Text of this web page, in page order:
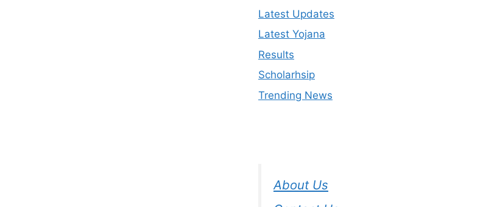
Latest Updates
Latest Yojana
Results
Scholarhsip
Trending News
About Us